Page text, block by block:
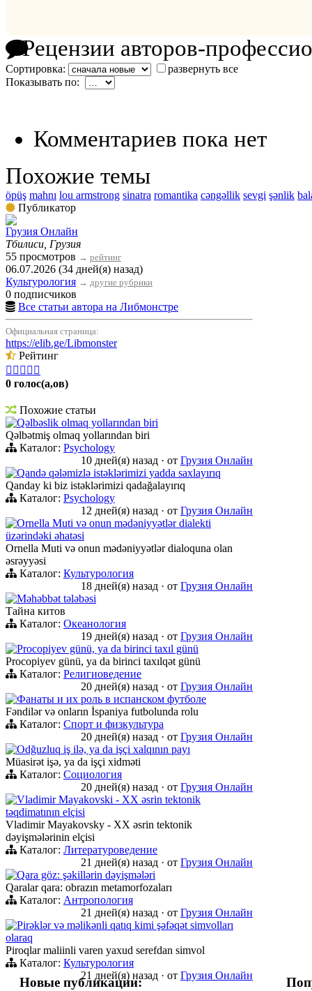
Рецензии авторов-
Сортировка:
развернуть все
Показывать по:
Комментариев пока нет
Похожие темы
öpüş mahnı lou armstrong sinatra romantika cəngəllik sevgi şənlik
Публикатор
Грузия Онлайн
Тбилиси, Грузия
55 просмотров → рейтинг
06.07.2026 (34 дней(я) назад)
Культурология → другие рубрики
0 подписчиков
Все статьи автора на Либмонстре
Официальная страница:
https://elib.ge/Libmonster
Рейтинг
    
0 голос(а,ов)
Похожие статьи
Qəlbəslik olmaq yollarından biri
Qəlbətmiş olmaq yollarından biri
Каталог: Psychology
10 дней(я) назад · от Грузия Онлайн
Qandə qələmizlə istəklərimizi yadda saxlayırıq
Qanday ki biz istəklərimizi qadağalayırıq
Каталог: Psychology
12 дней(я) назад · от Грузия Онлайн
Ornella Muti və onun mədəniyyətlər dialekti
üzərindəki əhatəsi
Ornella Muti və onun mədəniyyətlər dialoquna olan
əsrəyyəsi
Каталог: Культурология
18 дней(я) назад · от Грузия Онлайн
Məhəbbət tələbəsi
Тайна китов
Каталог: Океанология
19 дней(я) назад · от Грузия Онлайн
Procopiyev günü, ya da birinci taxıl günü
Procopiyev günü, ya da birinci taxılqət günü
Каталог: Религиоведение
20 дней(я) назад · от Грузия Онлайн
Фанаты и их роль в испанском футболе
Fəndilər və onların İspaniya futbolunda rolu
Каталог: Спорт и физкультура
20 дней(я) назад · от Грузия Онлайн
Odğuzluq iş ilə, ya da işçi xalqının payı
Müasirət işə, ya da işçi xidməti
Каталог: Социология
20 дней(я) назад · от Грузия Онлайн
Vladimir Mayakovski - XX əsrin tektonik
təqdimatının elçisi
Vladimir Mayakovsky - XX əsrin tektonik
dəyişmələrinin elçisi
Каталог: Литературоведение
21 дней(я) назад · от Грузия Онлайн
Qara göz: şəkillərin dəyişmələri
Qaralar qara: obrazın metamorfozaları
Каталог: Антропология
21 дней(я) назад · от Грузия Онлайн
Pirəklər və məlikənli qatıq kimi şəfəqət simvolları
olaraq
Piroqlar maliinli varen yaxud serefdan simvol
Каталог: Культурология
21 дней(я) назад · от Грузия Онлайн
Новые публикации: